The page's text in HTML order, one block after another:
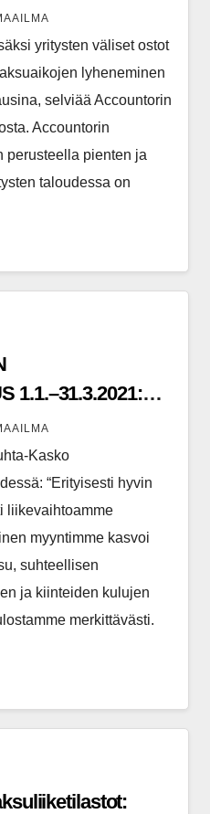
yritysten väliset ostot
lyheneminen
selviää Accountorin
Accountorin
perusteella pienten ja
taloudessa on
1.1.–31.3.2021:
nousi 17
parani
myynti
Kasko
“Erityisesti hyvin
liikevaihtoamme
myyntimme kasvoi
suhteellisen
ja kiinteiden kulujen
merkittävästi.